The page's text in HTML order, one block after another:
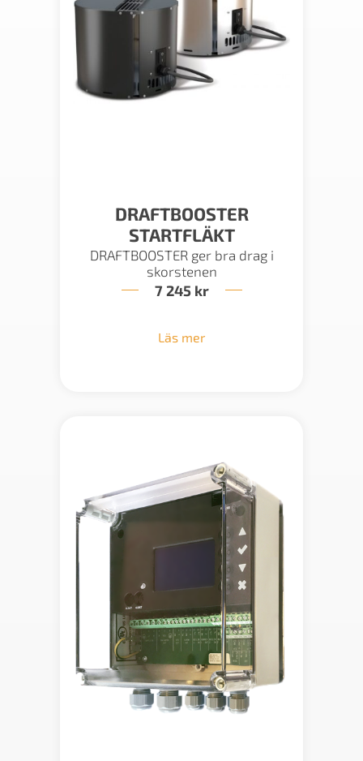
DRAFTBOOSTER
STARTFLÄKT
DRAFTBOOSTER ger bra drag i
skorstenen
7 245 kr
Läs mer